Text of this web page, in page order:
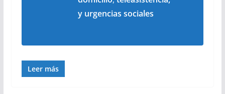
y urgencias sociales
Leer más